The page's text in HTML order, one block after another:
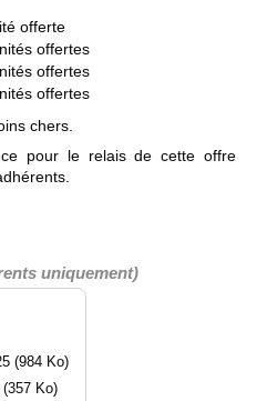
offerte
offertes
offertes
offertes
chers.
pour le relais de cette offre
uniquement)
(984 Ko)
Ko)